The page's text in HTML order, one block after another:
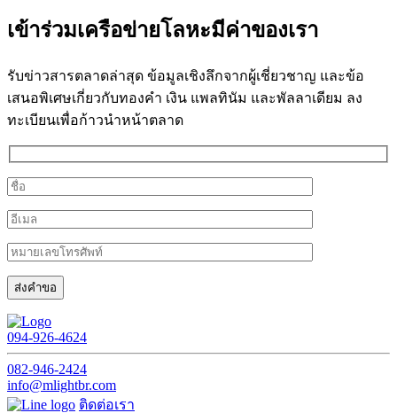
เข้าร่วมเครือข่ายโลหะมีค่าของเรา
รับข่าวสารตลาดล่าสุด ข้อมูลเชิงลึกจากผู้เชี่ยวชาญ และข้อ
เสนอพิเศษเกี่ยวกับทองคำ เงิน แพลทินัม และพัลลาเดียม ลง
ทะเบียนเพื่อก้าวนำหน้าตลาด
094-926-4624
082-946-2424
info@mlightbr.com
ติดต่อเรา